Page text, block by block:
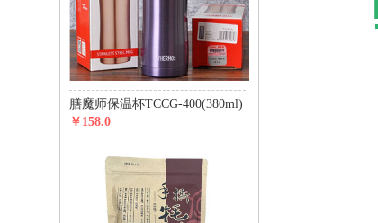
膳魔师保温杯TCCG-400(380ml)
￥158.0